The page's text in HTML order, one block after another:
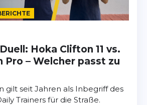
Hoka Clifton 11 vs.
Pro – Welcher passt zu
gilt seit Jahren als Inbegriff des
Trainers für die Straße.